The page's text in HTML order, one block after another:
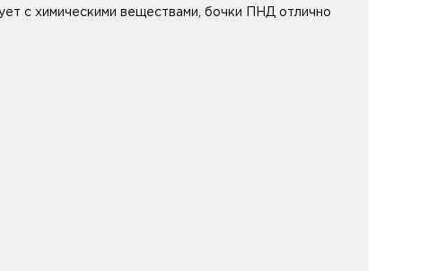
с химическими веществами, бочки ПНД отлично